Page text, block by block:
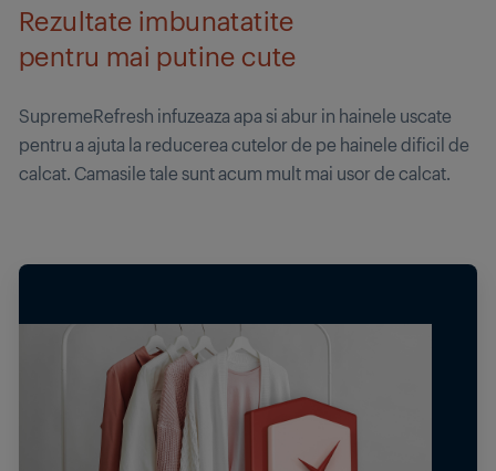
Rezultate imbunatatite
pentru mai putine cute
SupremeRefresh infuzeaza apa si abur in hainele uscate
pentru a ajuta la reducerea cutelor de pe hainele dificil de
calcat. Camasile tale sunt acum mult mai usor de calcat.